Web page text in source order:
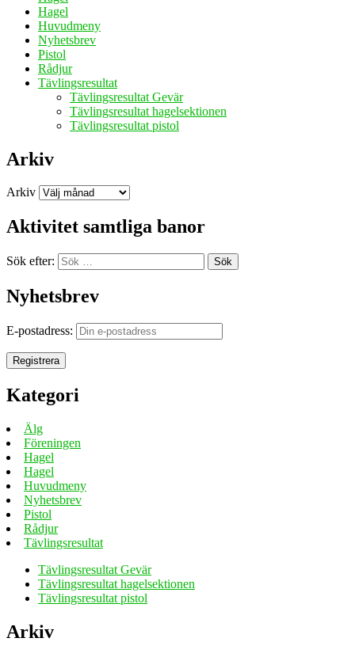
Hagel
Huvudmeny
Nyhetsbrev
Pistol
Rådjur
Tävlingsresultat
Tävlingsresultat Gevär
Tävlingsresultat hagelsektionen
Tävlingsresultat pistol
Arkiv
Arkiv
Aktivitet samtliga banor
Sök efter: Sök
Nyhetsbrev
E-postadress:
Kategori
Älg
Föreningen
Hagel
Hagel
Huvudmeny
Nyhetsbrev
Pistol
Rådjur
Tävlingsresultat
Tävlingsresultat Gevär
Tävlingsresultat hagelsektionen
Tävlingsresultat pistol
Arkiv